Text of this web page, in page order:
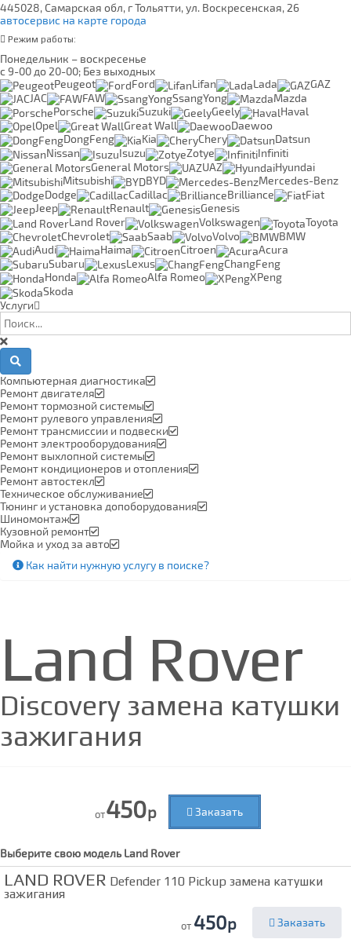
445028, Самарская обл, г Тольятти, ул. Воскресенская, 26
автосервис на карте города
Режим работы:
Понедельник – воскресенье
с 9-00 до 20-00; Без выходных
Peugeot
Ford Lifan Lada
GAZ
JAC
FAW SsangYong
Mazda
Porsche
Suzuki Geely
Haval
Opel
Great Wall
Daewoo
DongFeng
Kia Chery
Datsun
Nissan
Isuzu Zotye
Infiniti
General Motors
UAZ
Hyundai
Mitsubishi
BYD
Mercedes-Benz
Dodge
Cadillac Brilliance
Fiat
Jeep
Renault
Genesis
Land Rover
Volkswagen
Toyota
Chevrolet
Saab Volvo
BMW
Audi
Haima Citroen
Acura
Subaru
Lexus
ChangFeng
Honda
Alfa Romeo
XPeng
Skoda
Услуги
Компьютерная диагностика
Ремонт двигателя
Ремонт тормозной системы
Ремонт рулевого управления
Ремонт трансмиссии и подвески
Ремонт электрооборудования
Ремонт выхлопной системы
Ремонт кондиционеров и отопления
Ремонт автостекл
Техническое обслуживание
Тюнинг и установка допоборудования
Шиномонтаж
Кузовной ремонт
Мойка и уход за авто
Как найти нужную услугу в поиске?
Land Rover
Discovery замена катушки
зажигания
от450р Заказать
Выберите свою модельLand Rover
LAND ROVER Defender 110 Pickup замена катушки
зажигания
от 450р Заказать